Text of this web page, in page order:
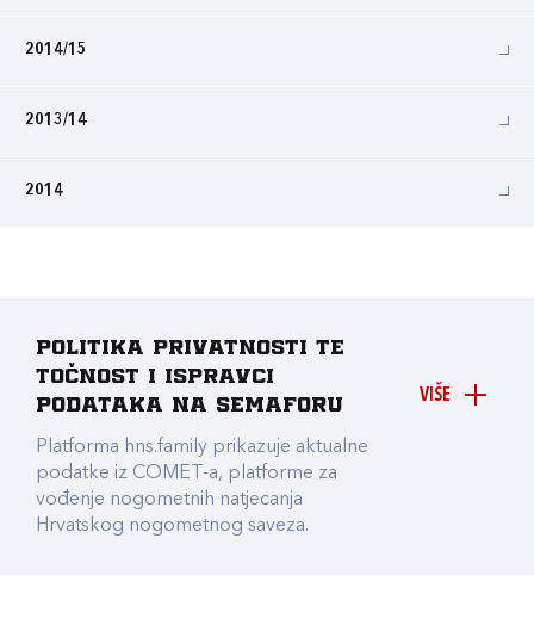
2014/15
2013/14
2014
VIŠE
Politika privatnosti te
točnost i ispravci
podataka na Semaforu
Platforma hns.family prikazuje aktualne
podatke iz COMET-a, platforme za
vođenje nogometnih natjecanja
Hrvatskog nogometnog saveza.